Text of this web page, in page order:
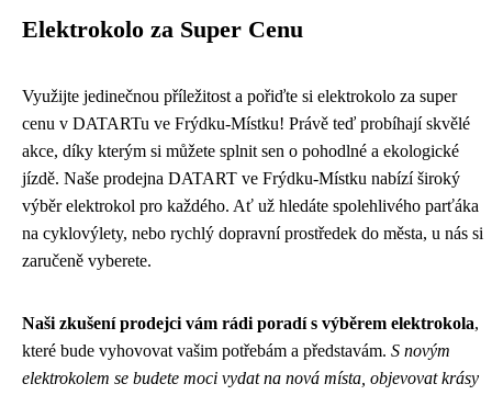
Elektrokolo za Super Cenu
Využijte jedinečnou příležitost a pořiďte si elektrokolo za super
cenu v DATARTu ve Frýdku-Místku! Právě teď probíhají skvělé
akce, díky kterým si můžete splnit sen o pohodlné a ekologické
jízdě. Naše prodejna DATART ve Frýdku-Místku nabízí široký
výběr elektrokol pro každého. Ať už hledáte spolehlivého parťáka
na cyklovýlety, nebo rychlý dopravní prostředek do města, u nás si
zaručeně vyberete.
Naši zkušení prodejci vám rádi poradí s výběrem elektrokola,
které bude vyhovovat vašim potřebám a představám. S novým
elektrokolem se budete moci vydat na nová místa, objevovat krásy